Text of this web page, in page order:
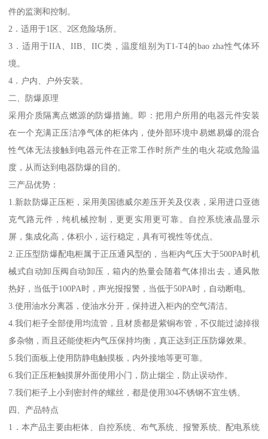
件的监测和控制。
2．适用于1区、2区危险场所。
3．适用于IIA、IIB、IIC类，温度组别为T1-T4的bao zha性气体环
境。
4．户内、户外安装。
二、防爆原理
采用介质隔离点燃源的防爆措施。即：把用户所用的电器元件安装
在一个充满正压洁净气体的柜体内，使外部环境中易燃易爆的混合
性气体无法接触到电器元件在正常工作时所产生的电火花或危险温
度，从而达到电器防爆的目的。
三产品优势：
1.新款防爆正压柜，采用美国德威尔差压开关及仪表，采用进口亚德
克气路元件，纯机械控制，更更实用更可靠。自控系统液晶显示
屏，集成化高，体积小，运行稳定，具有可视性等优点。
2.正压型防爆配电柜属于正压通风型的，当柜内气压大于500PA时机
械式自动卸压阀自动卸压，箱内的热量会随着气体排出去，通风散
热好，当低于100PA时，声光报报警，当低于50PA时，自动断电。
3.使用油水分离器，使油水分开，保持进入柜内的空气清洁。
4.我们柜子全部使用均流管，且材质都是紫铜布管，不仅能过滤掉很
多杂物，而且还能使柜内气压保持均衡，真正达到正压防爆效果。
5.我们面板上使用防静电触摸板，内外接地等更可靠。
6.我们正压柜触摸屏外面使用小门，防止烟尘，防止误动作。
7.我们柜子上小到密封件的螺丝，都是使用304不锈钢不宜生锈。
四、产品特点
1．本产品主要由柜体、自控系统、布气系统、报警系统、配电系统